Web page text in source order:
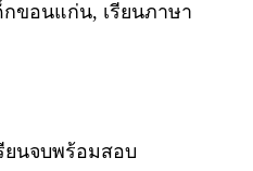
ขอนแก่น, เรียนภาษา
ยนจบพร้อมสอบ